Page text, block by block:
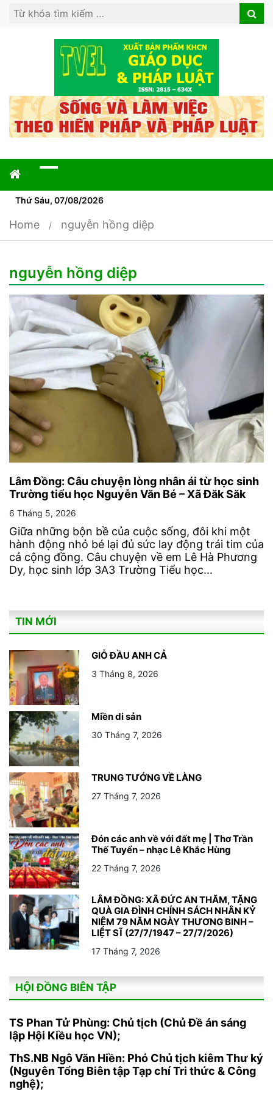
Search
Search
Thứ Sáu, 07/08/2026
Home nguyễn hồng diệp
nguyễn hồng diệp
Lâm Đồng: Câu chuyện lòng nhân ái từ học sinh
Trường tiểu học Nguyễn Văn Bé – Xã Đăk Săk
6 Tháng 5, 2026
Giữa những bộn bề của cuộc sống, đôi khi một
hành động nhỏ bé lại đủ sức lay động trái tim của
cả cộng đồng. Câu chuyện về em Lê Hà Phương
Dy, học sinh lớp 3A3 Trường Tiểu học...
TIN MỚI
GIỖ ĐẦU ANH CẢ
3 Tháng 8, 2026
Miền di sản
30 Tháng 7, 2026
TRUNG TƯỚNG VỀ LÀNG
27 Tháng 7, 2026
Đón các anh về với đất mẹ | Thơ Trần
Thế Tuyển – nhạc Lê Khắc Hùng
22 Tháng 7, 2026
LÂM ĐỒNG: XÃ ĐỨC AN THĂM, TẶNG
QUÀ GIA ĐÌNH CHÍNH SÁCH NHÂN KỶ
NIỆM 79 NĂM NGÀY THƯƠNG BINH –
LIỆT SĨ (27/7/1947 – 27/7/2026)
17 Tháng 7, 2026
HỘI ĐỒNG BIÊN TẬP
TS Phan Tử Phùng: Chủ tịch (Chủ Đề án sáng
lập Hội Kiều học VN);
ThS.NB Ngô Văn Hiền: Phó Chủ tịch kiêm Thư ký
(Nguyên Tổng Biên tập Tạp chí Tri thức & Công
nghệ);